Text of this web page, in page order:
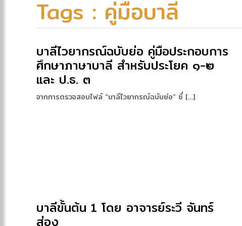
Tags : คู่มือบาลี
บาลีไวยากรณ์ฉบับย่อ คู่มือประกอบการ
ศึกษาภาษาบาลี สำหรับประโยค ๑-๒
และ ป.ธ. ๓
จากการตรวจสอบไฟล์ “บาลีไวยากรณ์ฉบับย่อ” ซึ่ […]
บาลีขั้นต้น 1 โดย อาจารย์ระวี จันทร์
ส่อง